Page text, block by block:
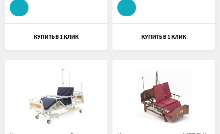
КУПИТЬ В 1 КЛИК КУПИТЬ В 1 КЛИК